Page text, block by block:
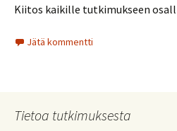
Kiitos kaikille tutkimukseen
Jätä kommentti
Tietoa tutkimuksesta